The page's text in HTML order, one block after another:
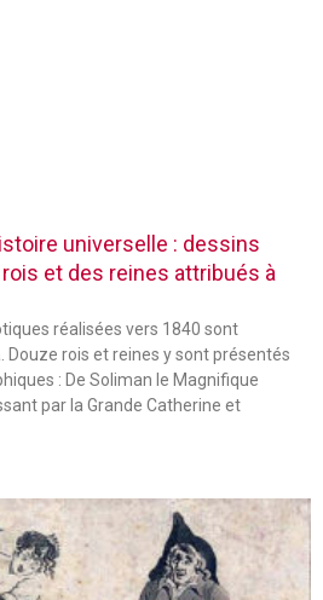
universelle : dessins
et des reines attribués à
réalisées vers 1840 sont
Douze rois et reines y sont présentés
: De Soliman le Magnifique
par la Grande Catherine et